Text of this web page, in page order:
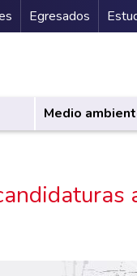
Egresados
Medio